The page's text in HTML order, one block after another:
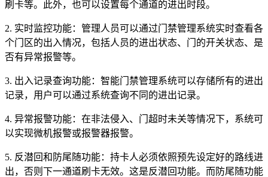
刷卡等。此外，也可以设置每个通道的进出时段。
2. 实时监控功能：管理人员可以通过门禁管理系统实时查看各
个门区的出入情况，包括人员的进出状态、门的开关状态、是
否有异常报警等。
3. 出入记录查询功能：智能门禁管理系统可以存储所有的进出
记录，用户可以通过系统查询不同的进出记录。
4. 异常报警功能：在非法侵入、门超时未关等情况下，系统可
以实现微机报警或报警器报警。
5. 反潜回和防尾随功能：持卡人必须依照预先设定好的路线进
出，否则下一通道刷卡无效。这是反潜回功能。而防尾随功能